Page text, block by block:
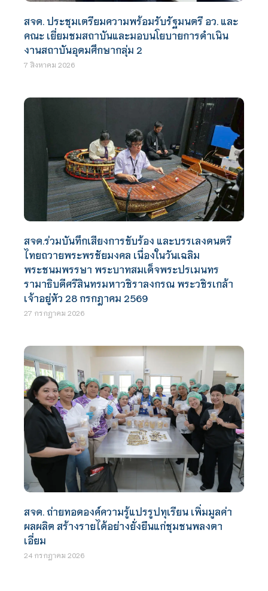
สจด. ประชุมเตรียมความพร้อมรับรัฐมนตรี อว. และ
คณะ เยี่ยมชมสถาบันและมอบนโยบายการดำเนิน
งานสถาบันอุดมศึกษากลุ่ม 2
7 สิงหาคม 2026
สจด.ร่วมบันทึกเสียงการขับร้อง และบรรเลงดนตรี
ไทยถวายพระพรชัยมงคล เนื่องในวันเฉลิม
พระชนมพรรษา พระบาทสมเด็จพระปรเมนทร
รามาธิบดีศรีสินทรมหาวชิราลงกรณ พระวชิรเกล้า
เจ้าอยู่หัว 28 กรกฎาคม 2569
27 กรกฎาคม 2026
สจด. ถ่ายทอดองค์ความรู้แปรรูปทุเรียน เพิ่มมูลค่า
ผลผลิต สร้างรายได้อย่างยั่งยืนแก่ชุมชนพลงตา
เอี่ยม
24 กรกฎาคม 2026